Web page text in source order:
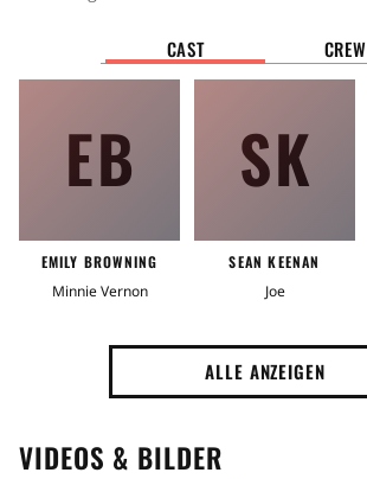
CAST CREW
EB
EMILY BROWNING
Minnie Vernon
SK
SEAN KEENAN
Joe
ALLE ANZEIGEN
VIDEOS & BILDER